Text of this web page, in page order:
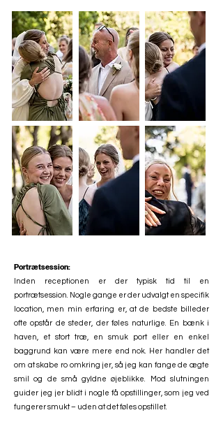
Portrætsession:
Inden receptionen er der typisk tid til en
portrætsession. Nogle gange er der udvalgt en specifik
location, men min erfaring er, at de bedste billeder
ofte opstår de steder, der føles naturlige. En bænk i
haven, et stort træ, en smuk port eller en enkel
baggrund kan være mere end nok. Her handler det
om at skabe ro omkring jer, så jeg kan fange de ægte
smil og de små gyldne øjeblikke. Mod slutningen
guider jeg jer blidt i nogle få opstillinger, som jeg ved
fungerer smukt – uden at det føles opstillet.